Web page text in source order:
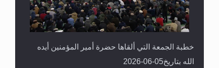
خطبة الجمعة التي ألقاها حضرة أمير المؤمنين أيده
الله بتاريخ05-06-2026